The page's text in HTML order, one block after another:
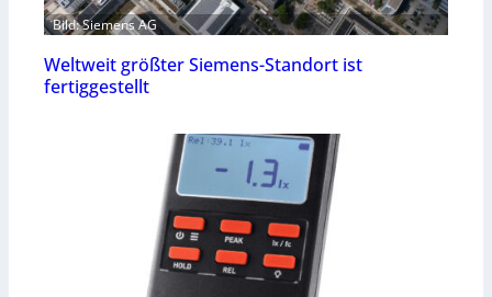
Bild: Siemens AG
Weltweit größter Siemens-Standort ist
fertiggestellt